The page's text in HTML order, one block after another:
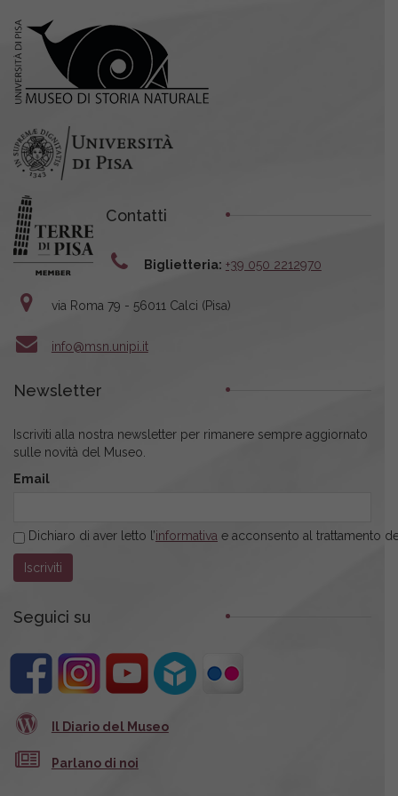
Contatti
Biglietteria: +39 050 2212970
via Roma 79 - 56011 Calci (Pisa)
info@msn.unipi.it
Newsletter
Iscriviti alla nostra newsletter per rimanere sempre aggiornato
sulle novità del Museo.
Email
Dichiaro di aver letto l’informativa e acconsento al trattamento
Seguici su
Il Diario del Museo
Parlano di noi